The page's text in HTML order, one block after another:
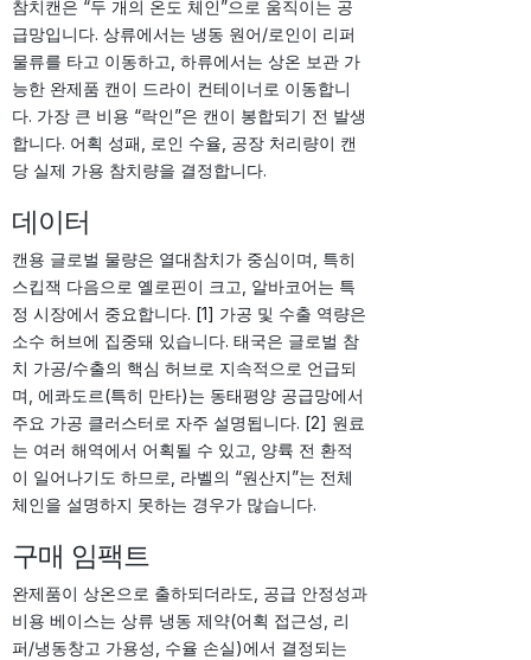
참치캔은 “두 개의 온도 체인”으로 움직이는 공
급망입니다. 상류에서는 냉동 원어/로인이 리퍼
물류를 타고 이동하고, 하류에서는 상온 보관 가
능한 완제품 캔이 드라이 컨테이너로 이동합니
다. 가장 큰 비용 “락인”은 캔이 봉합되기 전 발생
합니다. 어획 성패, 로인 수율, 공장 처리량이 캔
당 실제 가용 참치량을 결정합니다.
데이터
캔용 글로벌 물량은 열대참치가 중심이며, 특히
스킵잭 다음으로 옐로핀이 크고, 알바코어는 특
정 시장에서 중요합니다. [1] 가공 및 수출 역량은
소수 허브에 집중돼 있습니다. 태국은 글로벌 참
치 가공/수출의 핵심 허브로 지속적으로 언급되
며, 에콰도르(특히 만타)는 동태평양 공급망에서
주요 가공 클러스터로 자주 설명됩니다. [2] 원료
는 여러 해역에서 어획될 수 있고, 양륙 전 환적
이 일어나기도 하므로, 라벨의 “원산지”는 전체
체인을 설명하지 못하는 경우가 많습니다.
구매 임팩트
완제품이 상온으로 출하되더라도, 공급 안정성과
비용 베이스는 상류 냉동 제약(어획 접근성, 리
퍼/냉동창고 가용성, 수율 손실)에서 결정되는